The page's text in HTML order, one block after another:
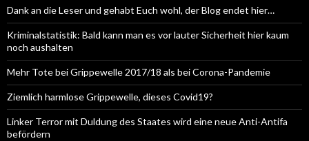
Dank an die Leser und gehabt Euch wohl, der Blog endet hier…
Kriminalstatistik: Bald kann man es vor lauter Sicherheit hier kaum
noch aushalten
Mehr Tote bei Grippewelle 2017/18 als bei Corona-Pandemie
Ziemlich harmlose Grippewelle, dieses Covid19?
Linker Terror mit Duldung des Staates wird eine neue Anti-Antifa
befördern